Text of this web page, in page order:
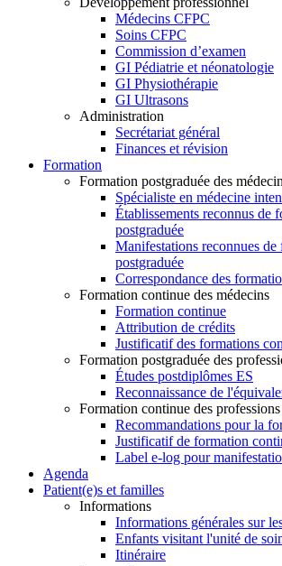
Médecins CFPC
Soins CFPC
Commission d’examen
GI Pédiatrie et néonatologie
GI Physiothérapie
GI Ultrasons
Administration
Secrétariat général
Finances et révision
Formation
Formation postgraduée des
Spécialiste en médecine
Établissements reconnus de
postgraduée
Manifestations reconnues de
postgraduée
Correspondance des
Formation continue des médecins
Formation continue
Attribution de crédits
Justificatif des formations
Formation postgraduée des
Études postdiplômes ES
Reconnaissance de
Formation continue des
Recommandations pour la
Justificatif de formation
Label e-log pour
Agenda
Patient(e)s et familles
Informations
Informations générales sur
Enfants visitant l'unité de
Itinéraire